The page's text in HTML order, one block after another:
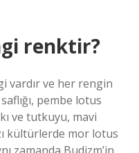
renktir?
vardır ve her rengin
pembe lotus
ve tutkuyu, mavi
kültürlerde mor lotus